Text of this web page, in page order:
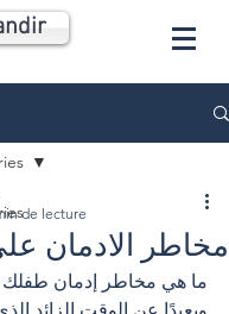
مخاطر الادمان
de lecture
ما هي مخاطر إدمان